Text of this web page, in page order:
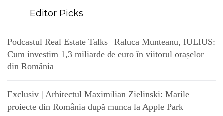
Editor Picks
Podcastul Real Estate Talks | Raluca Munteanu, IULIUS:
Cum investim 1,3 miliarde de euro în viitorul orașelor
din România
Exclusiv | Arhitectul Maximilian Zielinski: Marile
proiecte din România după munca la Apple Park